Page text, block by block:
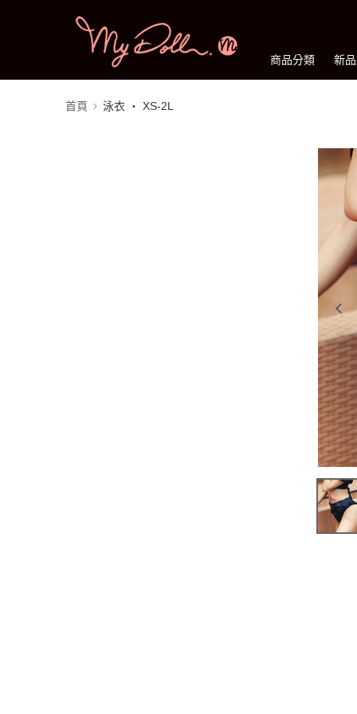
商品分類 新
首頁 泳衣 ‧ XS-2L